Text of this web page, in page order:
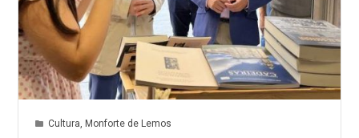
Cultura, Monforte de Lemos